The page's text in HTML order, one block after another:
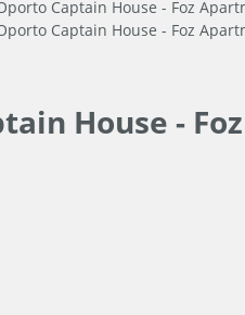
House -